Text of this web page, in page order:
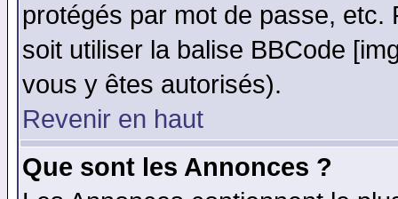
protégés par mot de passe,
soit utiliser la balise BBCode
vous y êtes autorisés).
Revenir en haut
Que sont les Annonces ?